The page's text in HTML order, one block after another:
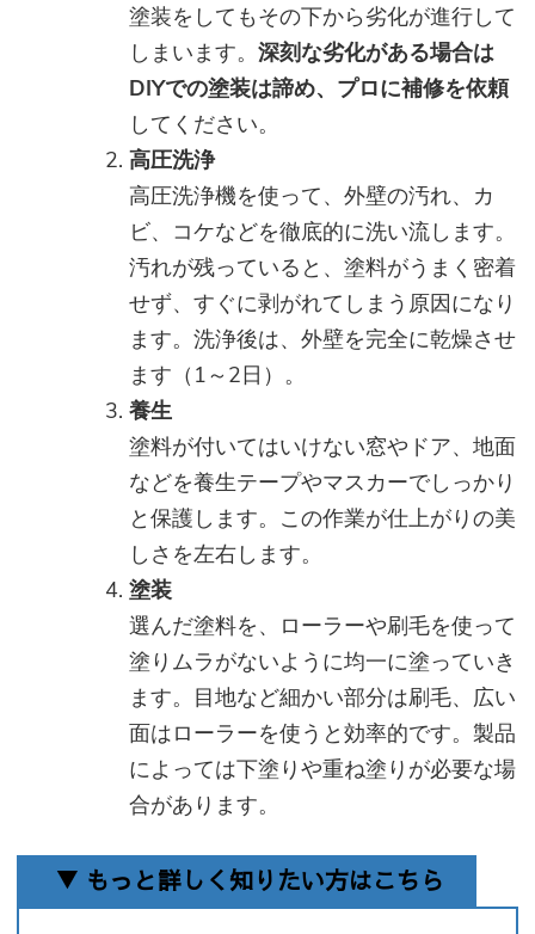
塗装をしてもその下から劣化が進行して
しまいます。 深刻な劣化がある場合は
DIYでの塗装は諦め、プロに補修を依頼
してください。
高圧洗浄
高圧洗浄機を使って、外壁の汚れ、カ
ビ、コケなどを徹底的に洗い流します。
汚れが残っていると、塗料がうまく密着
せず、すぐに剥がれてしまう原因になり
ます。洗浄後は、外壁を完全に乾燥させ
ます（1～2日）。
養生
塗料が付いてはいけない窓やドア、地面
などを養生テープやマスカーでしっかり
と保護します。この作業が仕上がりの美
しさを左右します。
塗装
選んだ塗料を、ローラーや刷毛を使って
塗りムラがないように均一に塗っていき
ます。目地など細かい部分は刷毛、広い
面はローラーを使うと効率的です。製品
によっては下塗りや重ね塗りが必要な場
合があります。
▼ もっと詳しく知りたい方はこちら